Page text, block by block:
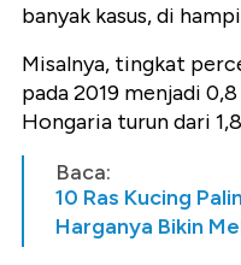
banyak kasus, di
Misalnya, tingkat
pada 2019 menjadi
Hongaria turun dari
Baca:
10 Ras Kucing
Harganya Bikin